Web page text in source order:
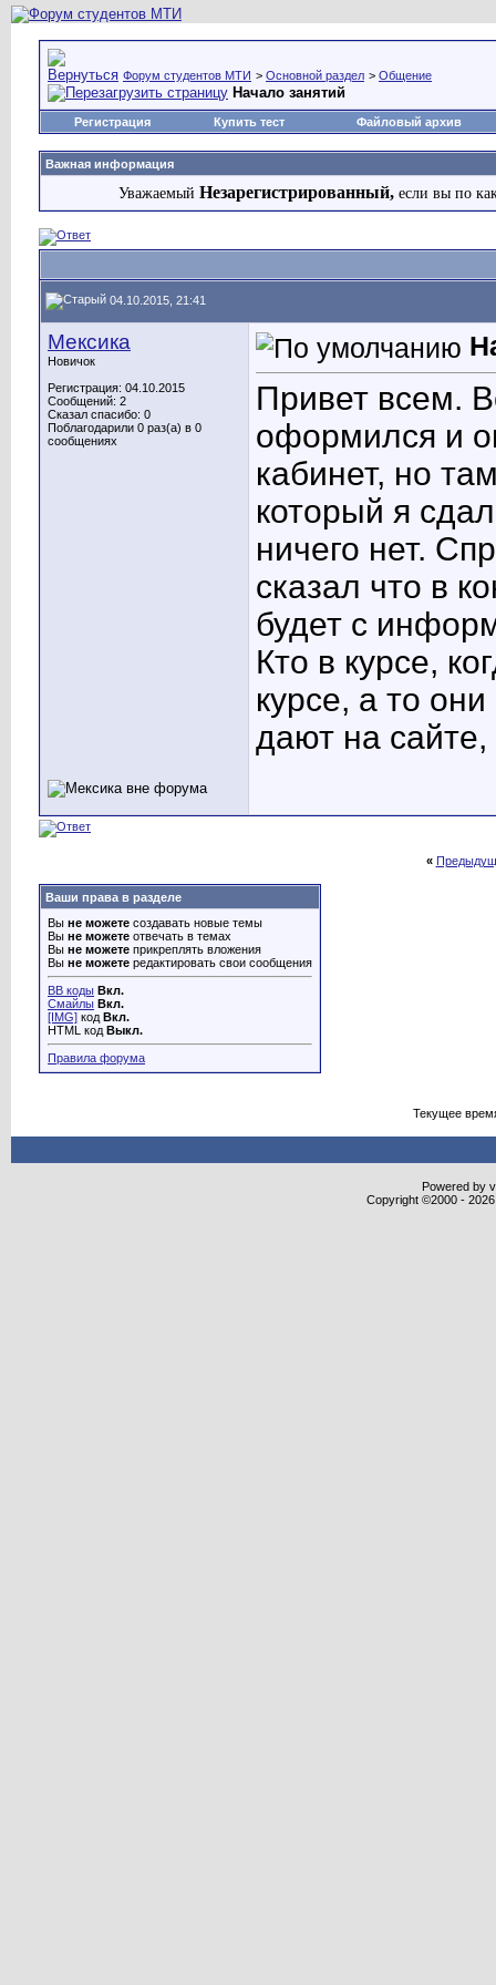
Форум студентов МТИ > Основной раздел > Общение
Начало занятий
Регистрация Купить тест Файловый архив
Важная информация
Уважаемый Незарегистрированный, если вы по
04.10.2015, 21:41
Мексика
Новичок
Регистрация: 04.10.2015
Сообщений: 2
Сказал спасибо: 0
Поблагодарили 0 раз(а) в 0
сообщениях
Привет всем.
оформился и
кабинет, но
который я
ничего нет.
сказал что в
будет с
Кто в курсе,
курсе, а то
дают на сайте,
«
Ваши права в разделе
Вы не можете создавать новые темы
Вы не можете отвечать в темах
Вы не можете прикреплять вложения
Вы не можете редактировать свои сообщения
BB коды Вкл.
Смайлы Вкл.
[IMG] код Вкл.
HTML код Выкл.
Правила форума
Текущее
Powered by
Copyright ©2000 -